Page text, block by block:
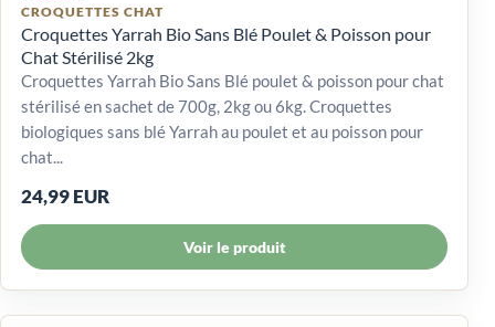
CROQUETTES CHAT
Croquettes Yarrah Bio Sans Blé Poulet & Poisson pour
Chat Stérilisé 2kg
Croquettes Yarrah Bio Sans Blé poulet & poisson pour chat
stérilisé en sachet de 700g, 2kg ou 6kg. Croquettes
biologiques sans blé Yarrah au poulet et au poisson pour
chat...
24,99 EUR
Voir le produit